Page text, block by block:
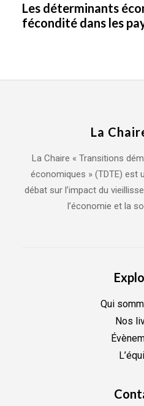
Les déterminants
fécondité dans les
La
La Chaire « Transitions
économiques » (TDTE) est
débat sur l’impact du
l’économie et la
Qui
Nos